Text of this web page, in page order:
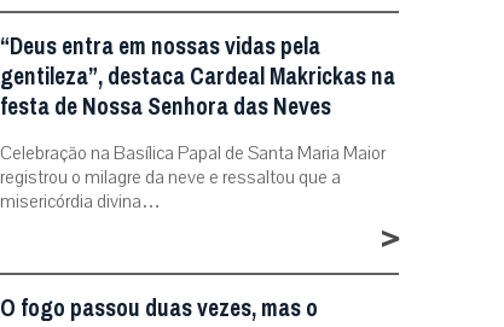
“Deus entra em nossas vidas pela
gentileza”, destaca Cardeal Makrickas na
festa de Nossa Senhora das Neves
Celebração na Basílica Papal de Santa Maria Maior
registrou o milagre da neve e ressaltou que a
misericórdia divina…
>
O fogo passou duas vezes, mas o